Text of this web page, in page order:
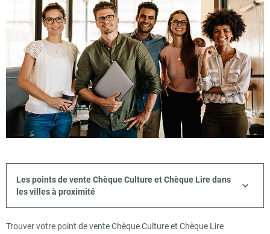
Les points de vente Chèque Culture et Chèque Lire dans
les villes à proximité
Trouver votre point de vente Chèque Culture et Chèque Lire